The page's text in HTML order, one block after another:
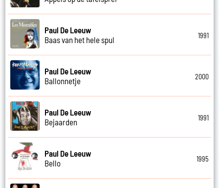
Paul De Leeuw
Baas van het hele spul
1991
Paul De Leeuw
Ballonnetje
2000
Paul De Leeuw
Bejaarden
1991
Paul De Leeuw
Bello
1995